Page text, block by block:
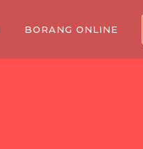
BORANG ONLINE